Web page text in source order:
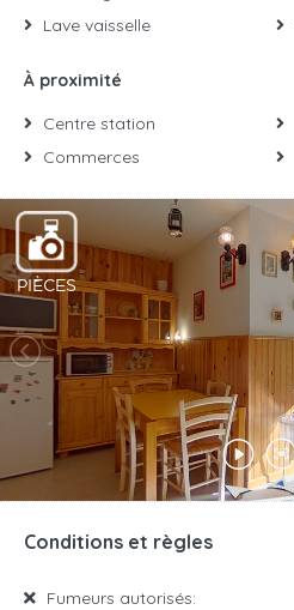
Lave vaisselle
À proximité
Centre station
Commerces
Conditions et règles
Fumeurs autorisés: